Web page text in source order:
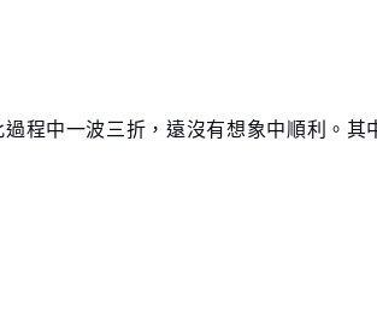
程中一波三折，遠沒有想象中順利。其